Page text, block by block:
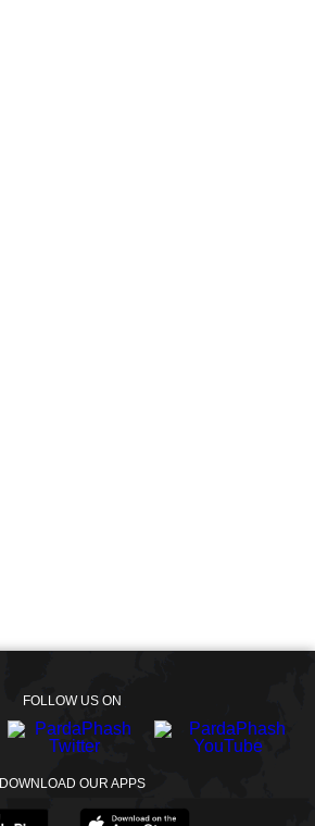
FOLLOW US ON
DOWNLOAD OUR APPS